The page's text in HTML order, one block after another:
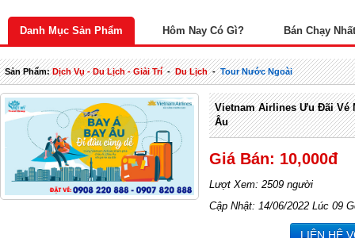
Danh Mục Sản Phẩm Hôm Nay Có Gì? Bán Chạy Nhất
Sản Phẩm:Dịch Vụ - Du Lịch - Giải Trí-Du Lịch-Tour Nước Ngoài
Vietnam Airlines Ưu Đãi Vé
Âu
Giá Bán: 10,000đ
Lượt Xem: 2509 người
Cập Nhật: 14/06/2022 Lúc 09
LIÊN HỆ